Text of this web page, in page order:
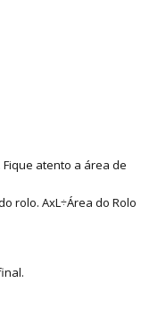
atento a área de
rolo. AxL÷Área do Rolo